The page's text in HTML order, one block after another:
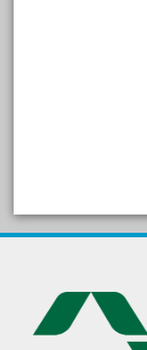
गुणवत्ता युक्त कृषि-
कृषि अनुसंधान
भारतीय कृषि प्रवेश